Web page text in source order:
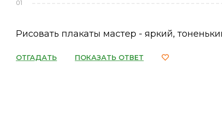
01
Рисовать плакаты мастер - яркий,
ОТГАДАТЬ ПОКАЗАТЬ ОТВЕТ